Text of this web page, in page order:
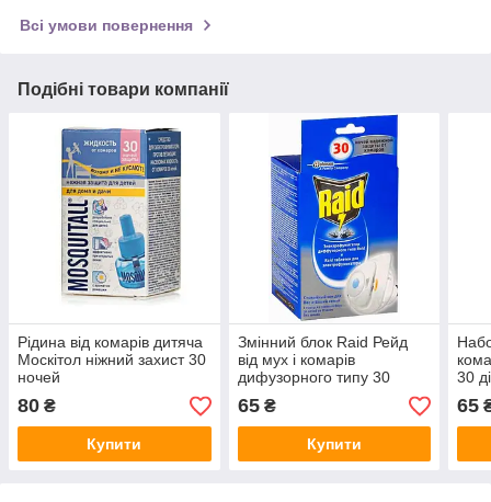
Всі умови повернення
Подібні товари компанії
Рідина від комарів дитяча
Москітол ніжний захист 30
ночей
80 ₴
Купити
Змінний блок Raid Рейд
від мух і комарів
дифузорного типу 30
ночей уцінка термін литок
65₴
Купити
30
65